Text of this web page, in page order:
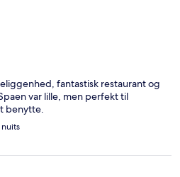
fantastisk restaurant og
var lille, men perfekt til
benytte.